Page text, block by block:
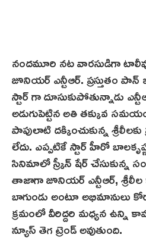
నందమూరి నట వారసుడిగా
జూనియర్ ఎన్టీఆర్. ప్రస్తుతం
స్టార్ గా దూసుకుపోతున్నాడు
అడుగుపెట్టిన అతి తక్కువ
పాపులాటి దక్కించుకున్న
లేదు. ఎప్పటికే స్టార్ హీరో
సినిమాలో స్క్రీన్ షేర్ చేసుకున్న
తాజాగా జూనియర్ ఎన్టీఆర్,
బాగుండు అంటూ అభిమానులు
క్ర‌మంలో వీరిద్దరి మధ్యన ఉన్ని
న్యూస్ తెగ ట్రెండ్ అవుతుంది.